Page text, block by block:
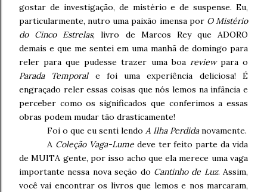
gostar de investigação, de mistério e de suspense. Eu,
particularmente, nutro uma paixão imensa por O Mistério
do Cinco Estrelas, livro de Marcos Rey que ADORO
demais e que me sentei em uma manhã de domingo para
reler para que pudesse trazer uma boa reviewpara o
Parada Temporale foi uma experiência deliciosa! É
engraçado reler essas coisas que nós lemos na infância e
perceber como os significados que conferimos a essas
obras podem mudar tão drasticamente!
Foi o que eu senti lendoA Ilha Perdidanovamente.
A Coleção Vaga-Lumedeve ter feito parte da vida
de MUITA gente, por isso acho que ela merece uma vaga
importante nessa nova seção do Cantinho de Luz. Assim,
você vai encontrar os livros que lemos e nos marcaram,